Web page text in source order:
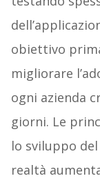
obiettivo
migliorare
ogni azienda
giorni. Le
lo sviluppo
realtà